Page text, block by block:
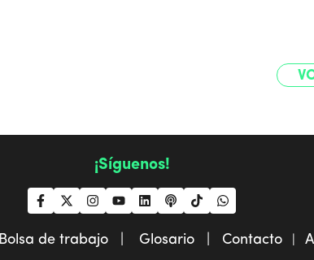
¡Síguenos!
Bolsa de trabajo | Glosario | Contacto|